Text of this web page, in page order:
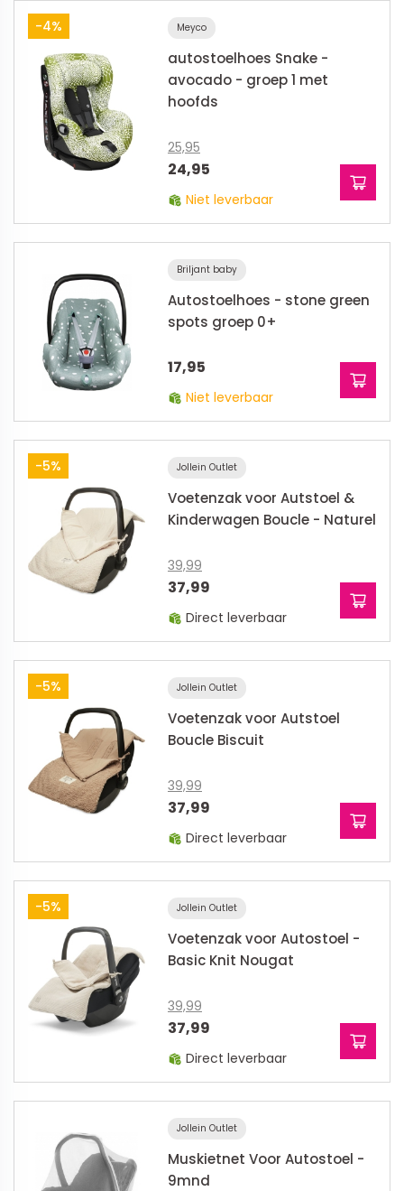
Kinderstoelen
Kinderstoelen
Kindermeubels
Accessoires
Meer
Schommelstoelen en wipstoeltjes
Meer
-4% Meyco
autostoelhoes Snake -
avocado - groep 1 met
hoofds
25,95
24,95
Niet leverbaar
Briljant baby
Autostoelhoes - stone green
spots groep 0+
17,95
Niet leverbaar
-5% Jollein Outlet
Voetenzak voor Autstoel &
Kinderwagen Boucle - Naturel
39,99
37,99
Direct leverbaar
-5% Jollein Outlet
Voetenzak voor Autstoel
Boucle Biscuit
39,99
37,99
Direct leverbaar
-5% Jollein Outlet
Voetenzak voor Autostoel -
Basic Knit Nougat
39,99
37,99
Direct leverbaar
Jollein Outlet
Muskietnet Voor Autostoel -
9mnd